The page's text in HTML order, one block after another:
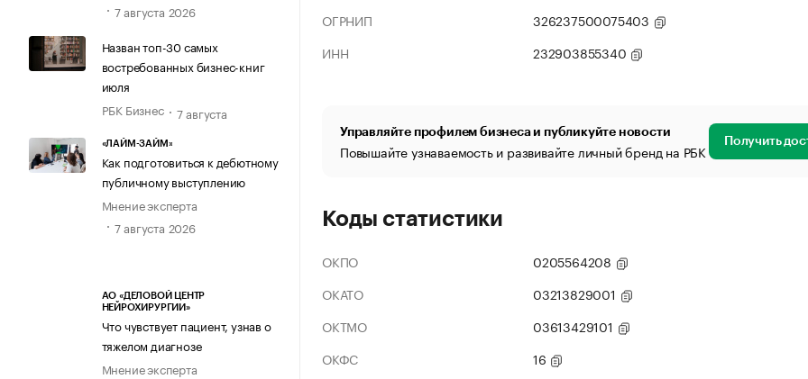
7 августа 2026
Назван топ-30 самых
востребованных бизнес-книг
июля
РБК Бизнес
7 августа
«ЛАЙМ-ЗАЙМ»
Как подготовиться к дебютному
публичному выступлению
Мнение эксперта
7 августа 2026
АО «ДЕЛОВОЙ ЦЕНТР
НЕЙРОХИРУРГИИ»
Что чувствует пациент, узнав о
тяжелом диагнозе
Мнение эксперта
ОГРНИП
326237500075403
ИНН
232903855340
Управляйте профилем бизнеса и публикуйте новости
Повышайте узнаваемость и развивайте личный бренд на РБК Получить
Коды статистики
ОКПО
0205564208
ОКАТО
03213829001
ОКТМО
03613429101
ОКФС
16